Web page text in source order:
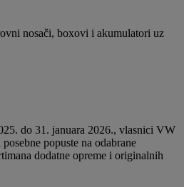
nosači, boxovi i akumulatori uz
do 31. januara 2026., vlasnici VW
popuste na odabrane
dodatne opreme i originalnih